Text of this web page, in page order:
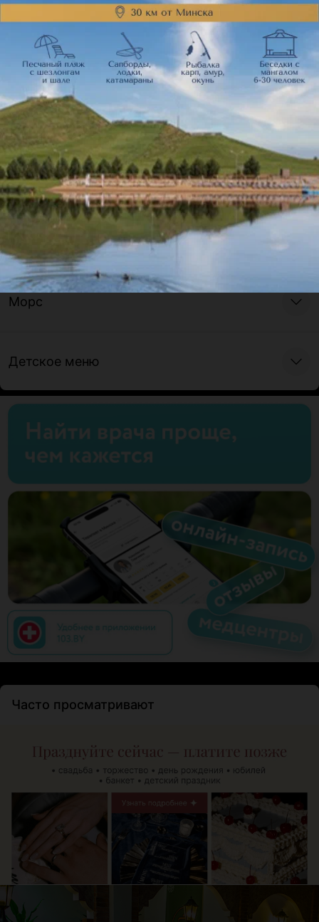
Клубничное предложение
Хлеб / Bread
Десерты / Desserts
Свежевыжатые соки / Fresh juice
Морс
Детское меню
Часто просматривают